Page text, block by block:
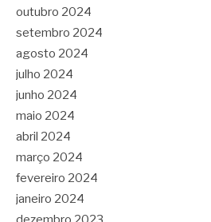
outubro 2024
setembro 2024
agosto 2024
julho 2024
junho 2024
maio 2024
abril 2024
março 2024
fevereiro 2024
janeiro 2024